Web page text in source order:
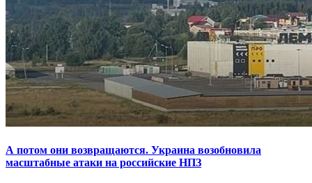
А потом они возвращаются. Украина возобновила
масштабные атаки на российские НПЗ